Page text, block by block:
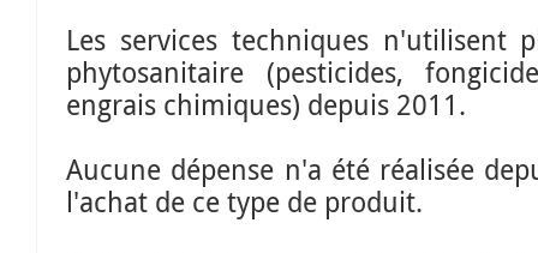
Les services techniques n'utilisent
phytosanitaire (pesticides,
engrais chimiques) depuis 2011.
Aucune dépense n'a été réalisée
l'achat de ce type de produit.